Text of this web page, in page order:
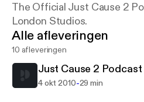
The Official Just Cause 2
London Studios.
Alle afleveringen
10 afleveringen
Just Cause 2
4 okt 2010-29 min